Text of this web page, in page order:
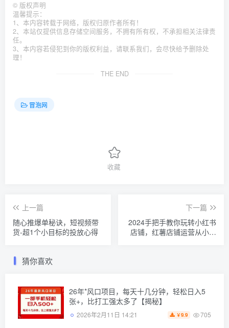
© 版权声明
温馨提示：
1、本内容转载于网络，版权归原作者所有！
2、本站仅提供信息存储空间服务，不拥有所有权，不承担相关法律责
任。
3、本内容若侵犯到你的版权利益，请联系我们，会尽快给予删除处
理！
THE END
冒泡网
收藏
上一篇
随心推爆单秘诀，短视频带
货-超1个小目标的投放心得
下一篇
2024手把手教你玩转小红书
店铺，红薯店铺运营从小白
猜你喜欢
26年*风口项目，每天十几分钟，轻松日入5
张+，比打工强太多了【揭秘】
2026年2月11日 14:21 ￥9.9 705